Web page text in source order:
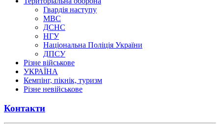
Гвардія наступу
МВС
ДСНС
НГУ
Національна Поліція України
ДПСУ
Різне військове
УКРАЇНА
Кемпінг, пікнік, туризм
Різне невійськове
Контакти